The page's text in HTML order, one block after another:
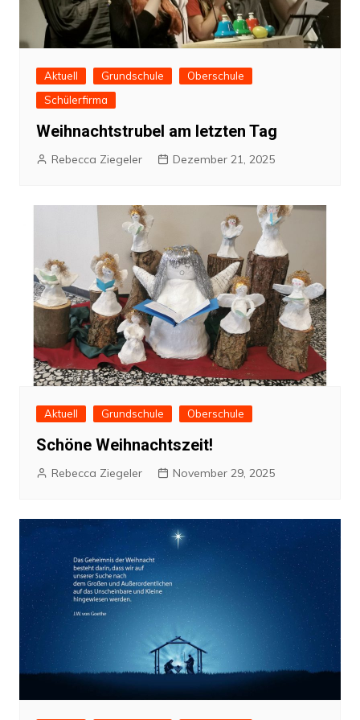
Aktuell Grundschule
Oberschule
Schülerfirma
Weihnachtstrubel am letzten Tag
Rebecca Ziegeler Dezember 21, 2025
Aktuell Grundschule Oberschule
Schöne Weihnachtszeit!
Rebecca Ziegeler November 29, 2025